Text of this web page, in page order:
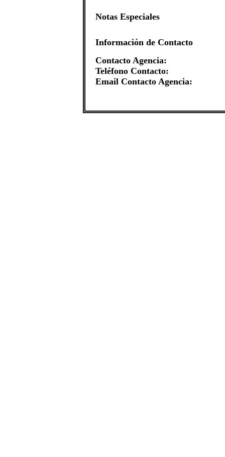
Notas Especiales
Información de Contacto
Contacto Agencia:
Teléfono Contacto:
Email Contacto Agencia: